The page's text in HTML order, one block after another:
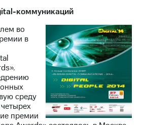
коммуникаций
во
в
среду
премии